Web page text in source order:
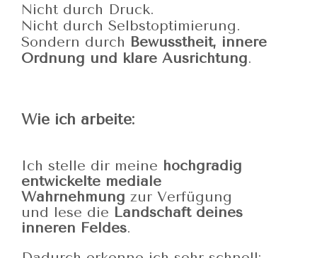
Nicht durch Druck.
Nicht durch Selbstoptimierung.
Sondern durch Bewusstheit, innere
Ordnung und klare Ausrichtung.
Wie ich arbeite:
Ich stelle dir meine hochgradig
entwickelte mediale
Wahrnehmung zur Verfügung
und lese die Landschaft deines
inneren Feldes.